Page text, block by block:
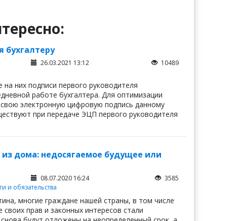
бухгалтеру
26.03.2021 13:12
10489
них подписи первого руководителя
работе бухгалтера. Для оптимизации
электронную цифровую подпись данному
при передаче ЭЦП первого руководителя
дома: недосягаемое будущее или
08.07.2020 16:24
3585
и обязательства
многие граждане нашей страны, в том числе
прав и законных интересов стали